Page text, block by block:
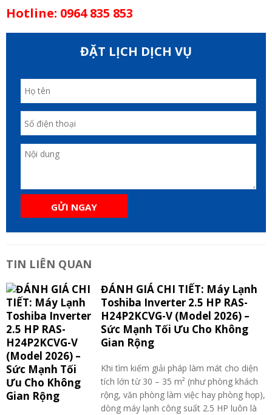
Hotline: 0964 835 853
ĐẶT LỊCH DỊCH VỤ
GỬI NGAY
TIN LIÊN QUAN
ĐÁNH GIÁ CHI TIẾT: Máy Lạnh
Toshiba Inverter 2.5 HP RAS-
H24P2KCVG-V (Model 2026) –
Sức Mạnh Tối Ưu Cho Không
Gian Rộng
Khi tìm kiếm giải pháp làm mát cho diện
tích lớn từ 30 – 35 m² (như phòng khách
rộng, văn phòng làm việc hay phòng họp),
dòng máy lạnh công suất 2.5 HP luôn là